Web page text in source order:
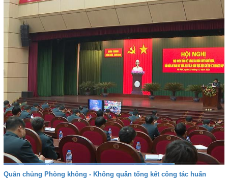
Quân chủng Phòng không - Không quân tổng kết công tác huấn